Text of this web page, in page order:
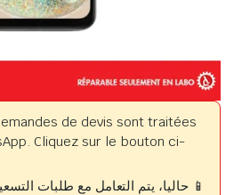
de devis sont traitées
Cliquez sur le bouton ci-
📱 حاليا، يتم التعامل مع طلبات